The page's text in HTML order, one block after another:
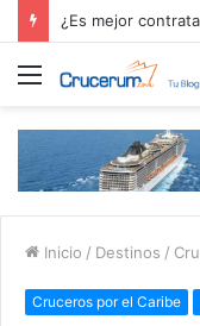
Menú
Inicio / Destinos /
Cruceros por el Caribe